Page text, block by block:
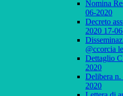
Nomina
06-2020
Decreto
2020 17-
@ccorcia
Dettaglio
2020
Delibera
2020